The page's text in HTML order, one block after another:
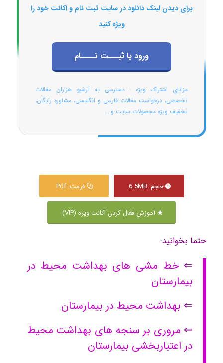
برای دیدن لینک دانلود در سایت ثبت نام و اکانت خود را
ویژه کنید
ورود یا ثبـــت نــــام
مزایای اشتراک ویژه : دسترسی به آرشیو هزاران مقالات
تخصصی، درخواست مقالات فارسی و انگلیسی، مشاوره رایگان،
تخفیف ویژه محصولات سایت و ...
حجم: 6.5MB فرمت: Pdf
آموزش فعال کردن اکانت ویژه (VIP)
حتما بخوانید:
⇐ خط مشی های بهداشت محیط در
بیمارستان
⇐ بهداشت محیط در بیمارستان
⇐ مروری بر سنجه های بهداشت محیط
در اعتباربخشی بیمارستان